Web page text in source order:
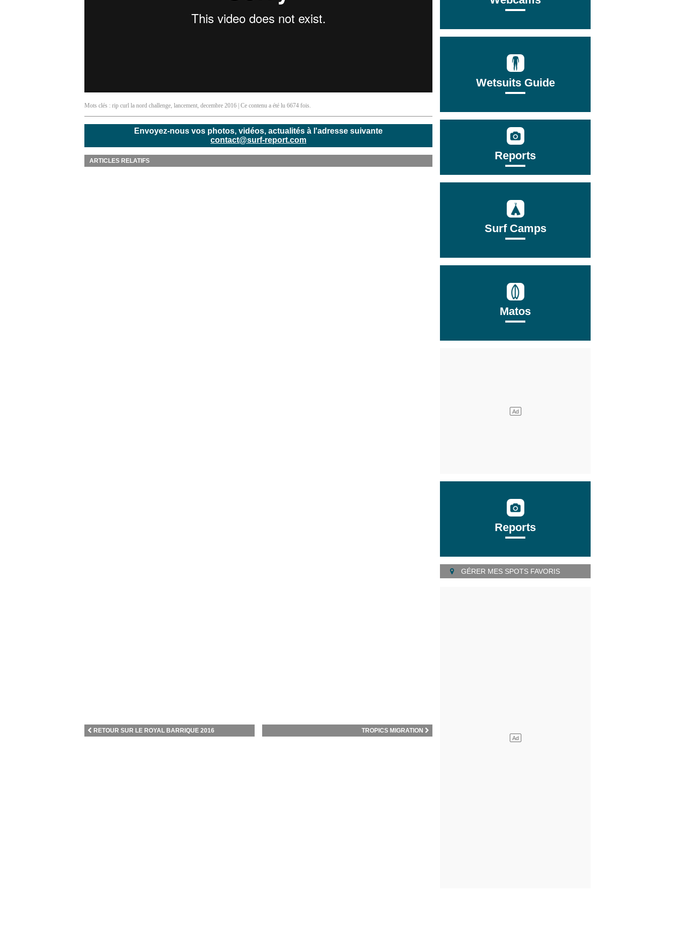
Mots clés : rip curl la nord challenge, lancement, decembre 2016 | Ce contenu a été lu 6674 fois.
Envoyez-nous vos photos, vidéos, actualités à l'adresse suivante
contact@surf-report.com
ARTICLES RELATIFS
TROPICS MIGRATION
RETOUR SUR LE ROYAL BARRIQUE 2016
Wetsuits Guide
Reports
Surf Camps
Matos
Reports
GÉRER MES SPOTS FAVORIS